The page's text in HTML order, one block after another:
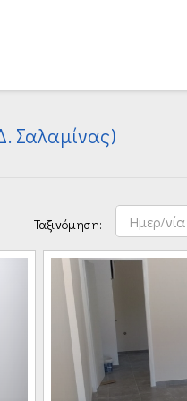
Σαλαμίνας)
Ταξινόμηση: Ημερ/